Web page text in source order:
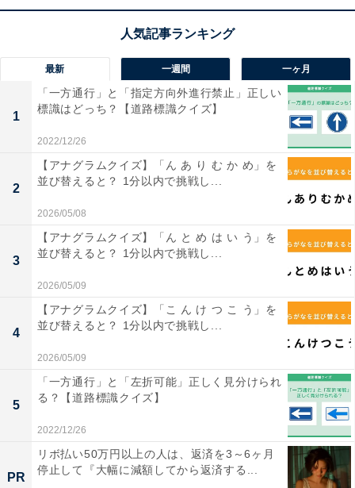
最新 一週間 一ヶ月
1
「一方通行」と「指定方向外進行禁止」正しい
標識はどっち？【道路標識クイズ】
2022/12/26
2
【アナグラムクイズ】「ん あ り む か め」を
並び替えると？ 1分以内で挑戦し...
2026/05/08
3
【アナグラムクイズ】「ん と め は い う」を
並び替えると？ 1分以内で挑戦し...
2026/05/09
4
【アナグラムクイズ】「こ ん け つ こ う」を
並び替えると？ 1分以内で挑戦し...
2026/05/09
5
「一方通行」と「左折可能」正しく見分けられ
る？【道路標識クイズ】
2022/12/26
PR
リボ払い50万円以上の人は、返済を3～6ヶ月
停止して『大幅に減額してから返済する...